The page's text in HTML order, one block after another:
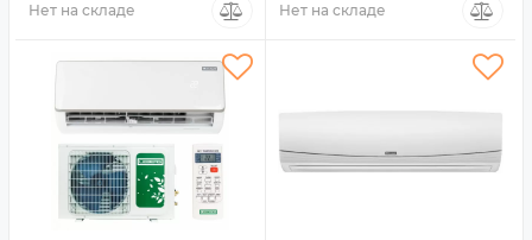
Нет на складе Нет на складе